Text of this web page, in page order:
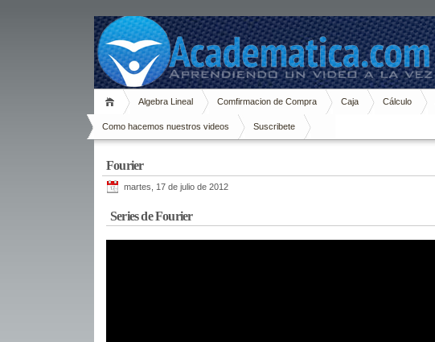
Algebra Lineal Comfirmacion de Compra Caja Cálculo
Como hacemos nuestros videos Suscribete
Fourier
martes, 17 de julio de 2012
Series de Fourier